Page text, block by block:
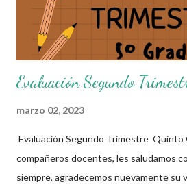
Evaluación Segundo
marzo 02, 2023
Evaluación Segundo Trimestre Quinto
compañeros docentes, les saludamos
siempre, agradecemos nuevamente su